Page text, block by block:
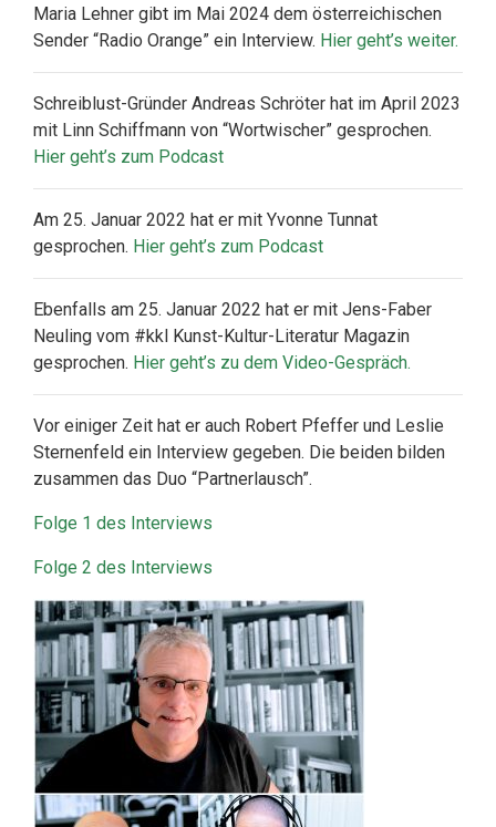
Maria Lehner gibt im Mai 2024 dem österreichischen
Sender “Radio Orange” ein Interview. Hier geht’s weiter.
Schreiblust-Gründer Andreas Schröter hat im April 2023
mit Linn Schiffmann von “Wortwischer” gesprochen.
Hier geht’s zum Podcast
Am 25. Januar 2022 hat er mit Yvonne Tunnat
gesprochen. Hier geht’s zum Podcast
Ebenfalls am 25. Januar 2022 hat er mit Jens-Faber
Neuling vom #kkl Kunst-Kultur-Literatur Magazin
gesprochen. Hier geht’s zu dem Video-Gespräch.
Vor einiger Zeit hat er auch Robert Pfeffer und Leslie
Sternenfeld ein Interview gegeben. Die beiden bilden
zusammen das Duo “Partnerlausch”.
Folge 1 des Interviews
Folge 2 des Interviews